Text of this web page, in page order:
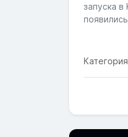
запуска